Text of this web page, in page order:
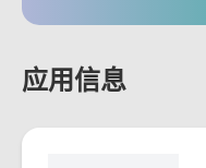
应用信息